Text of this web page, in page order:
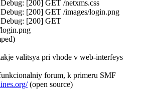
[200] GET /netxms.css
[200] GET /images/login.png
[200] GET
valitsya pri vhode v web-interfeys
forum, k primeru SMF
(open source)